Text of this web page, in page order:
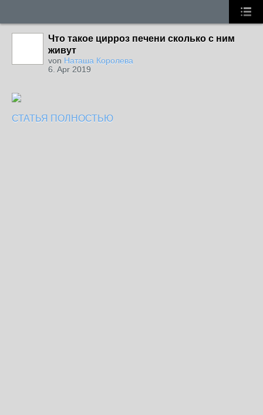
Что такое цирроз печени сколько с ним
живут
von Наташа Королева
6. Apr 2019
СТАТЬЯ ПОЛНОСТЬЮ